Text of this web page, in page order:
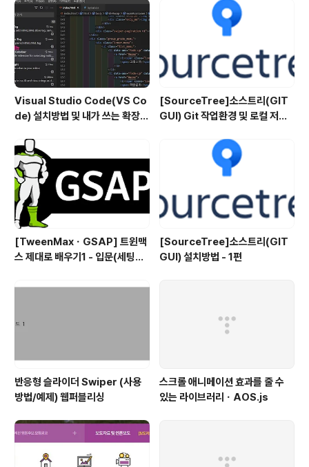
부터 프로젝트는 엉망이 될 것입니다. 그래서 이 세가지에
대한 개념을 설명 하고자 합니다. 네이티브 앱 iOS의 개발
언어인 Object-C 또는 안드로이드는 Ja..
Visual Studio Code(VS Co
de) 설치방법 및 내가 쓰는 확장
[SourceTree]소스트리(GIT
GUI) Git 작업환경 및 로컬 저장
[TweenMaxㆍGSAP] 트윈맥
스 제대로 배우기1 - 입문(세팅방
[SourceTree]소스트리(GIT
GUI) 설치방법 - 1편
반응형 슬라이더 Swiper (사용
방법/예제) 웹퍼블리싱
스크롤 애니메이션 효과를 줄 수
있는 라이브러리ㆍAOS.js